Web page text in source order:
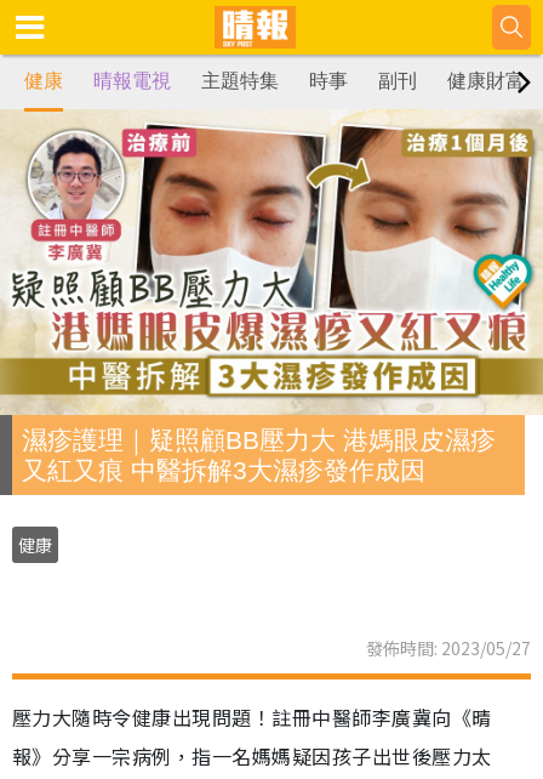
健康 晴報電視 主題特集 時事 副刊 健康財富
濕疹護理｜疑照顧BB壓力大 港媽眼皮濕疹
又紅又痕 中醫拆解3大濕疹發作成因
健康
發佈時間: 2023/05/27
壓力大隨時令健康出現問題！註冊中醫師李廣冀向《晴
報》分享一宗病例，指一名媽媽疑因孩子出世後壓力太